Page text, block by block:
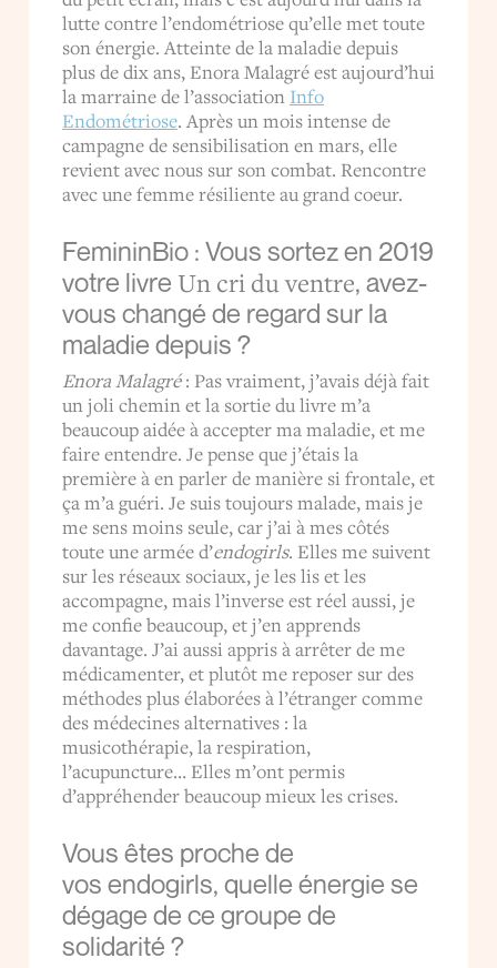
lutte contre l’endométriose qu’elle met toute
son énergie. Atteinte de la maladie depuis
plus de dix ans, Enora Malagré est aujourd’hui
la marraine de l’association Info
Endométriose. Après un mois intense de
campagne de sensibilisation en mars, elle
revient avec nous sur son combat. Rencontre
avec une femme résiliente au grand coeur.
FemininBio : Vous sortez en 2019
votre livre Un cri du ventre, avez-
vous changé de regard sur la
maladie depuis ?
Enora Malagré: Pas vraiment, j’avais déjà fait
un joli chemin et la sortie du livre m’a
beaucoup aidée à accepter ma maladie, et me
faire entendre. Je pense que j’étais la
première à en parler de manière si frontale, et
ça m’a guéri. Je suis toujours malade, mais je
me sens moins seule, car j’ai à mes côtés
toute une armée d’endogirls. Elles me suivent
sur les réseaux sociaux, je les lis et les
accompagne, mais l’inverse est réel aussi, je
me confie beaucoup, et j’en apprends
davantage. J’ai aussi appris à arrêter de me
médicamenter, et plutôt me reposer sur des
méthodes plus élaborées à l’étranger comme
des médecines alternatives : la
musicothérapie, la respiration,
l’acupuncture… Elles m’ont permis
d’appréhender beaucoup mieux les crises.
Vous êtes proche de
vos endogirls, quelle énergie se
dégage de ce groupe de
solidarité ?